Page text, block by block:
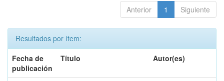
Anterior 1 Siguiente
Resultados por ítem:
Fecha de
publicación
Título Autor(es)